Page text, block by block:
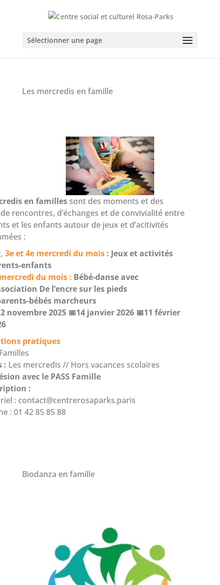
Sélectionner une page
Les mercredis en famille
en famillessont des moments et des
rencontres, d’échanges et de convivialité entre
et les enfants autour de jeux et d’acitivités
:
3e et 4e mercredi du mois: Jeux et activités
enfants
du mois : Bébé-danse avec
De l’encre sur les pieds
bébés marcheurs
novembre 2025 📅14 janvier 2026 📅11 février
pratiques
: Les mercredis // Hors vacances scolaires
avec le PASS Famille
:
: contact@centrerosaparks.paris
: 01 42 85 85 88
Biodanza en famille